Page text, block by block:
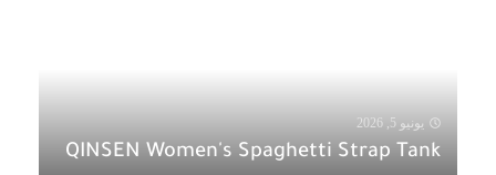
يونيو 5, 2026
QINSEN Women's Spaghetti Strap Tank